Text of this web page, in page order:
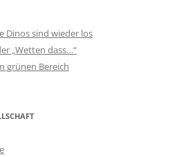
Dinos sind wieder los
„Wetten dass…“
grünen Bereich